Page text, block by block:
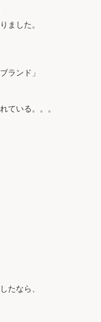
ました。
ランド」
ている。。。
たなら、